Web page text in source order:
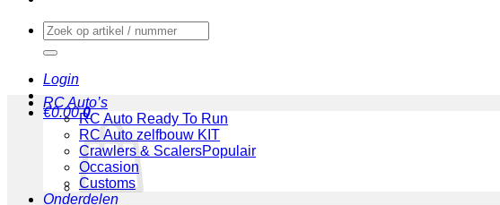
Zoeken
naar:
Login
€0.00 0
RC Auto’s
RC Auto Ready To Run
RC Auto zelfbouw KIT
Crawlers & Scalers
Occasion
Customs
Onderdelen